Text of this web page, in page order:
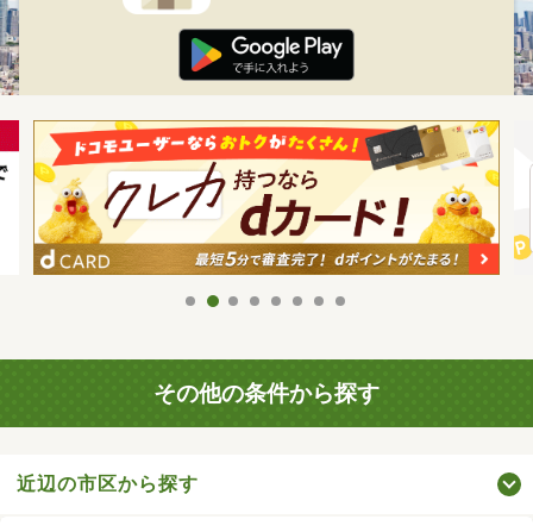
その他の条件から探す
近辺の市区から探す